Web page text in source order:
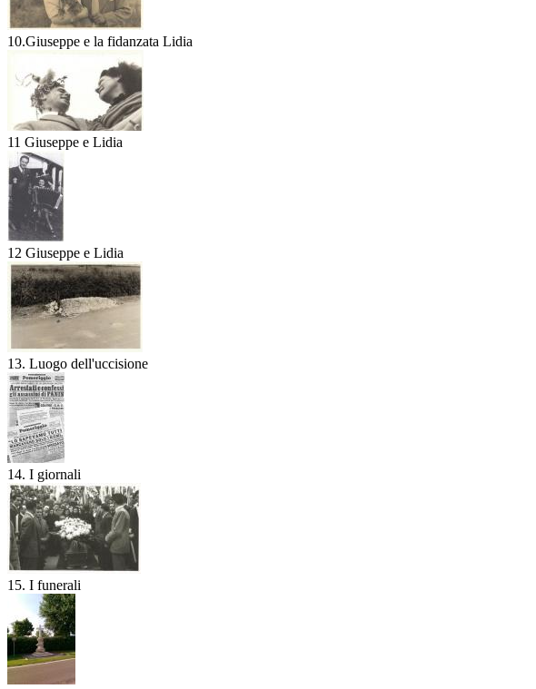
10.Giuseppe e la fidanzata Lidia
11 Giuseppe e Lidia
12 Giuseppe e Lidia
13. Luogo dell'uccisione
14. I giornali
15. I funerali